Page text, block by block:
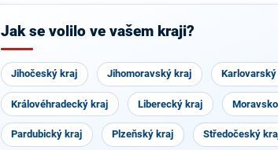
Jak se volilo ve vašem kraji?
Jihočeský kraj Jihomoravský kraj
Královéhradecký kraj Liberecký kraj
Pardubický kraj Plzeňský kraj Středočeský